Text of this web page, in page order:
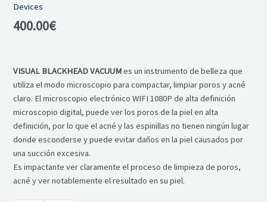
Devices
400.00€
VISUAL BLACKHEAD VACUUMes un instrumento de belleza que
utiliza el modo microscopio para compactar, limpiar poros y acné
claro. El microscopio electrónico WIFI 1080P de alta definición
microscopio digital, puede ver los poros de la piel en alta
definición, por lo que el acné y las espinillas no tienen ningún lugar
donde esconderse y puede evitar daños en la piel causados por
una succión excesiva.
Es impactante ver claramente el proceso de limpieza de poros,
acné y ver notablemente el resultado en su piel.